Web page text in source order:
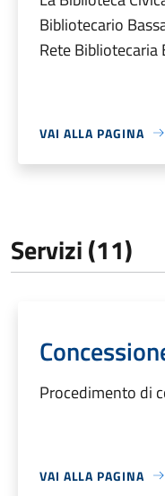
Bibliotecario
Rete Bibliotecaria
VAI ALLA PAGINA
Servizi (11)
Procedimento di
VAI ALLA PAGINA